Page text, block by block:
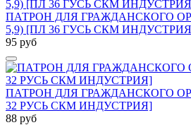
ПАТРОН ДЛЯ ГРАЖДАНСКОГО
5,9) [ПЛ 36 ГУСЬ СКМ
95 руб
ПАТРОН ДЛЯ ГРАЖДАНСКОГО
32 РУСЬ СКМ ИНДУСТРИЯ]
88 руб